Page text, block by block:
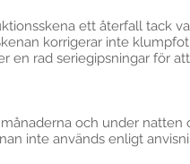
ett återfall tack
korrigerar inte
rad seriegipsningar för
och under
inte används enligt